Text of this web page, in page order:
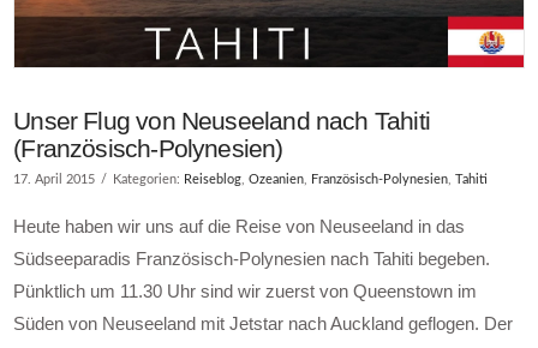
Unser Flug von Neuseeland nach Tahiti
(Französisch-Polynesien)
17. April 2015 Kategorien: Reiseblog ,Ozeanien Französisch-Polynesien ,Tahiti
Heute haben wir uns auf die Reise von Neuseeland in das
Südseeparadis Französisch-Polynesien nach Tahiti begeben.
Pünktlich um 11.30 Uhr sind wir zuerst von Queenstown im
Süden von Neuseeland mit Jetstar nach Auckland geflogen. Der